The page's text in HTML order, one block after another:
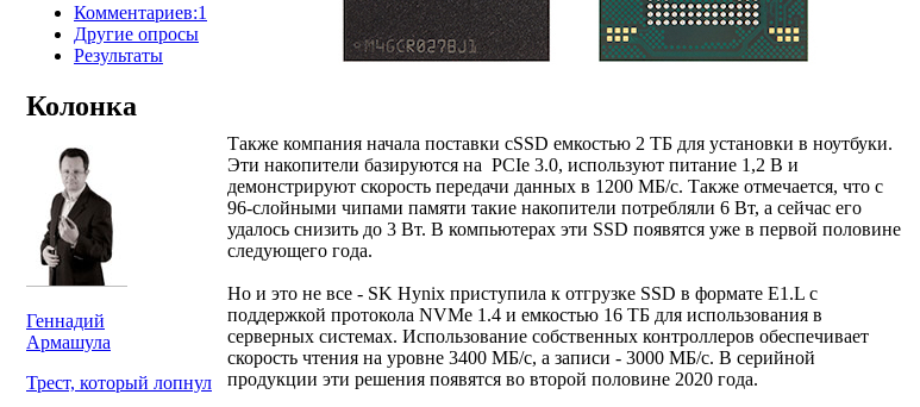
Комментариев:1
Другие опросы
Результаты
Колонка
Геннадий
Армашула
Трест, который лопнул
Также компания начала поставки cSSD емкостью 2 ТБ для установки в ноутбуки.
Эти накопители базируются на PCIe 3.0, используют питание 1,2 В и
демонстрируют скорость передачи данных в 1200 МБ/с. Также отмечается, что с
96-слойными чипами памяти такие накопители потребляли 6 Вт, а сейчас его
удалось снизить до 3 Вт. В компьютерах эти SSD появятся уже в первой половине
следующего года.
Но и это не все - SK Hynix приступила к отгрузке SSD в формате E1.L с
поддержкой протокола NVMe 1.4 и емкостью 16 ТБ для использования в
серверных системах. Использование собственных контроллеров обеспечивает
скорость чтения на уровне 3400 МБ/с, а записи - 3000 МБ/с. В серийной
продукции эти решения появятся во второй половине 2020 года.